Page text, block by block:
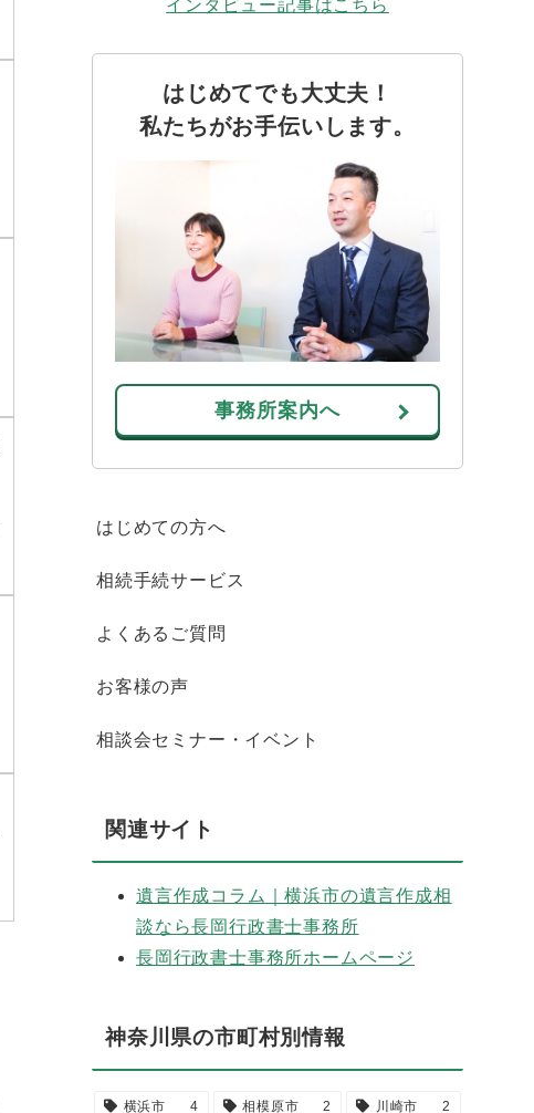
インタビュー記事はこちら
はじめてでも大丈夫！
私たちがお手伝いします。
事務所案内へ
はじめての方へ
相続手続サービス
よくあるご質問
お客様の声
相談会セミナー・イベント
関連サイト
遺言作成コラム｜横浜市の遺言作成相
談なら長岡行政書士事務所
長岡行政書士事務所ホームページ
神奈川県の市町村別情報
横浜市 4 相模原市 2 川崎市 2